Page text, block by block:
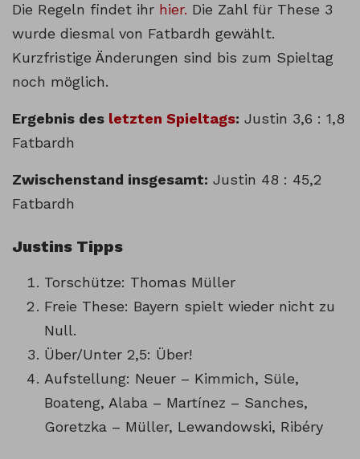
Die Regeln findet ihr hier. Die Zahl für These 3
wurde diesmal von Fatbardh gewählt.
Kurzfristige Änderungen sind bis zum Spieltag
noch möglich.
Ergebnis des letzten Spieltags: Justin 3,6 : 1,8
Fatbardh
Zwischenstand insgesamt: Justin 48 : 45,2
Fatbardh
Justins Tipps
Torschütze: Thomas Müller
Freie These: Bayern spielt wieder nicht zu
Null.
Über/Unter 2,5: Über!
Aufstellung: Neuer – Kimmich, Süle,
Boateng, Alaba – Martínez – Sanches,
Goretzka – Müller, Lewandowski, Ribéry